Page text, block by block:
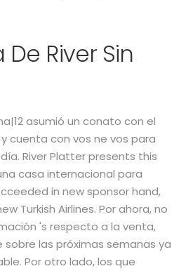
River Sin
asumió un conato con el
cuenta con vos ne vos para
River Platter presents this
casa internacional para
in new sponsor hand,
Turkish Airlines. Por ahora, no
's respecto a la venta,
las próximas semanas ya
Por otro lado, los que